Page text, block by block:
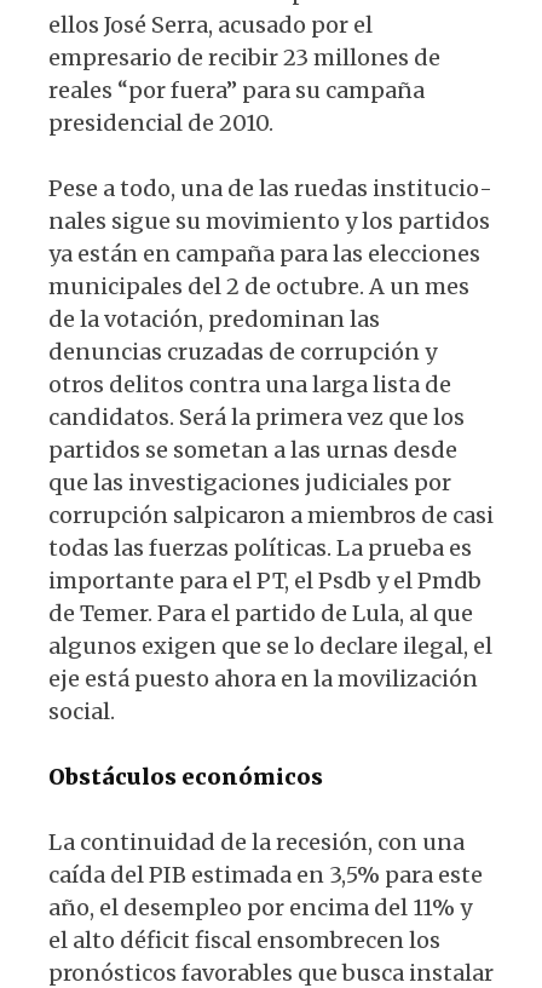
ellos José Serra, acusado por el
empresario de recibir 23 millones de
reales “por fuera” para su campaña
presidencial de 2010.
Pese a todo, una de las ruedas institucio­
nales sigue su movimiento y los partidos
ya están en campaña para las elecciones
municipales del 2 de octubre. A un mes
de la votación, predominan las
denuncias cru­zadas de corrupción y
otros delitos contra una larga lista de
candidatos. Será la pri­mera vez que los
partidos se sometan a las urnas desde
que las investigaciones judi­ciales por
corrupción salpicaron a miem­bros de casi
todas las fuerzas políticas. La prueba es
importante para el PT, el Psdb y el Pmdb
de Temer. Para el partido de Lula, al que
algunos exigen que se lo declare ile­gal, el
eje está puesto ahora en la moviliza­ción
social.
Obstáculos económicos
La continuidad de la recesión, con una
caída del PIB estimada en 3,5% para este
año, el desempleo por encima del 11% y
el alto déficit fiscal ensombrecen los
pro­nósticos favorables que busca instalar